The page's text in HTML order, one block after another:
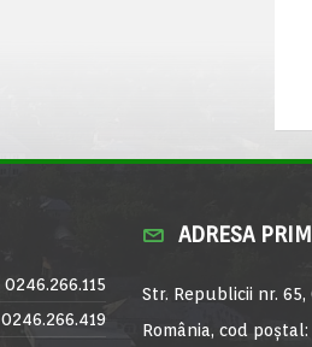
0246.266.115
0246.266.419
ADRESA
Str. Republicii nr.
România, cod poștal: